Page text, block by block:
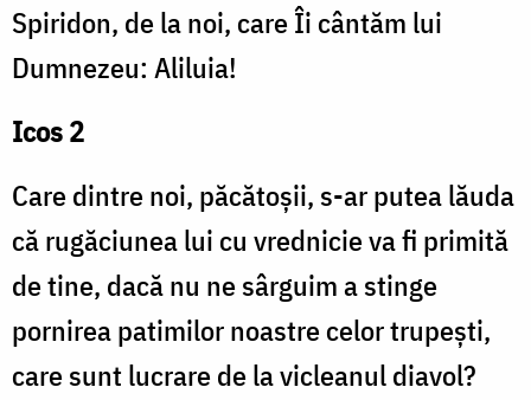
Spiridon, de la noi, care Îi cântăm lui
Dumnezeu: Aliluia!
Icos 2
Care dintre noi, păcătoșii, s-ar putea lăuda
că rugăciunea lui cu vrednicie va fi primită
de tine, dacă nu ne sârguim a stinge
pornirea patimilor noastre celor trupești,
care sunt lucrare de la vicleanul diavol?